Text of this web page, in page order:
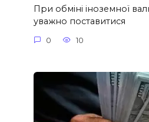
При обміні іноземної
уважно поставитися
0 10